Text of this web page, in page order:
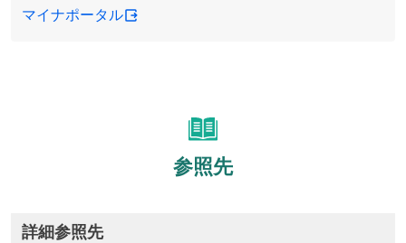
マイナポータル
参照先
詳細参照先